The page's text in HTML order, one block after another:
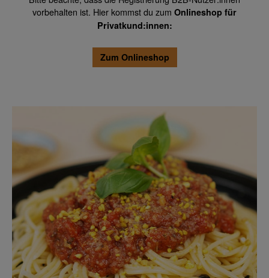
vorbehalten ist. Hier kommst du zum Onlineshop für
Privatkund:innen:
Zum Onlineshop